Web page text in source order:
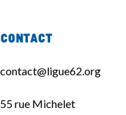
Contact
contact@ligue62.org
55 rue Michelet